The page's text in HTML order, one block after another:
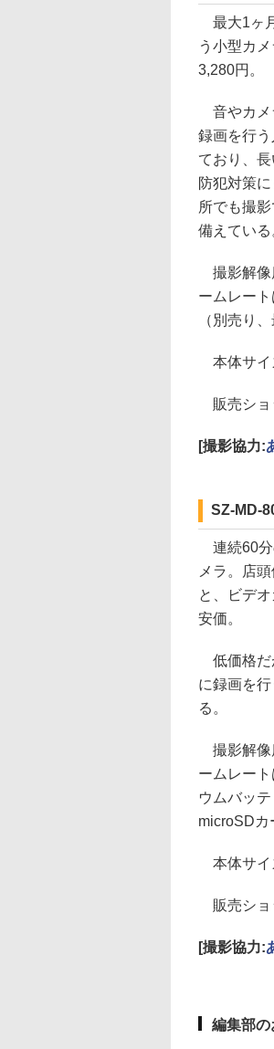
最大1ヶ
う小型カ
3,280円。
音やカメ
録画を行
ており、
防犯対策
所でも撮
備えている
撮影解像
ームレー
（別売り
本体サイ
販売ショ
[撮影協力:
SZ-MD-
連続60分
メラ。店
と、ビデ
安価。
低価格だ
に録画を
る。
撮影解像
ームレー
ウムバッ
microSDカ
本体サイ
販売ショ
[撮影協力:
編集部の